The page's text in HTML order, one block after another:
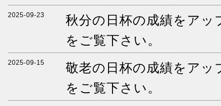
2025-09-23
秋分の日杯の成績をアッ
をご覧下さい。
2025-09-15
敬老の日杯の成績をアッ
をご覧下さい。